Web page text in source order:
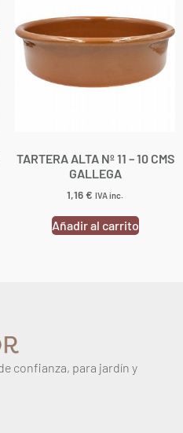
TARTERA ALTA Nº 11 – 10 CMS
GALLEGA
1,16€ IVA inc.
Añadir al carrito
confianza, para jardín y